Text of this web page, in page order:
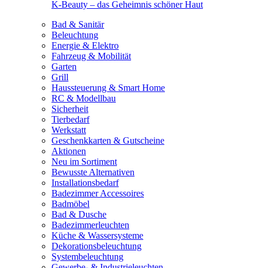
K-Beauty – das Geheimnis schöner Haut
Bad & Sanitär
Beleuchtung
Energie & Elektro
Fahrzeug & Mobilität
Garten
Grill
Haussteuerung & Smart Home
RC & Modellbau
Sicherheit
Tierbedarf
Werkstatt
Geschenkkarten & Gutscheine
Aktionen
Neu im Sortiment
Bewusste Alternativen
Installationsbedarf
Badezimmer Accessoires
Badmöbel
Bad & Dusche
Badezimmerleuchten
Küche & Wassersysteme
Dekorationsbeleuchtung
Systembeleuchtung